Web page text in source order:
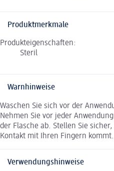
Produktmerkmale
Produkteigenschaften:
Steril
Warnhinweise
Waschen Sie sich vor der
Nehmen Sie vor jeder
der Flasche ab. Stellen Sie
Kontakt mit Ihren Fingern kommt.
Verwendungshinweise